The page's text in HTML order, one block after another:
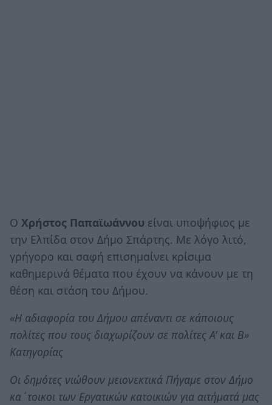
Ο Χρήστος Παπαϊωάννου είναι υποψήφιος με
την Ελπίδα στον Δήμο Σπάρτης. Με λόγο λιτό,
γρήγορο και σαφή επισημαίνει κρίσιμα
καθημερινά θέματα που έχουν να κάνουν με τη
θέση και στάση του Δήμου.
«Η αδιαφορία του Δήμου απέναντι σε κάποιους
πολίτες που τους διαχωρίζουν σε πολίτες Α’ και Β»
Κατηγορίας
Οι δημότες νιώθουν μειονεκτικά Πήγαμε στον Δήμο
κα΄τοικοι των Εργατικών κατοικιών για αιτήματά μας